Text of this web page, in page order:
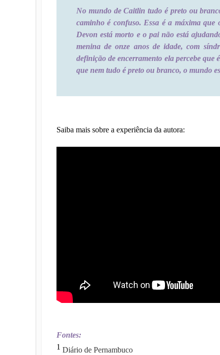
No mundo de Caitlin tudo é preto ou
caminho é confuso. Essa é a máxima
Devon está morto e o pai não está
menina de onze anos de idade, com
definição de encerramento ela percebe que
que nem tudo é preto ou branco, o mundo
Saiba mais sobre a experiência da autora:
Fontes:
1 Diário de Pernambuco